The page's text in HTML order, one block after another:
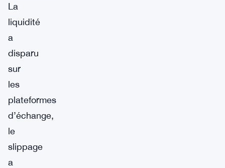
La
liquidité
a
disparu
sur
les
plateformes
d’échange,
le
slippage
a